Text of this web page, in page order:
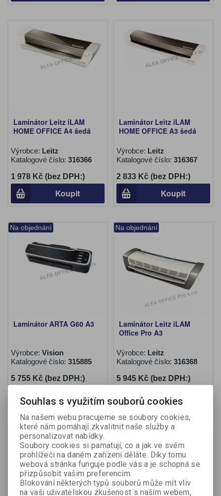
Laminátor Leitz iLAM
HOME OFFICE A4 šedá
Výrobce: Leitz
Katalogové číslo: 316366
1 978 Kč (bez DPH:)
Koupit
Laminátor Leitz iLAM
HOME OFFICE A3 šedá
Výrobce: Leitz
Katalogové číslo: 316367
2 833 Kč (bez DPH:)
Koupit
Na objednání
Laminátor ARTA G60 A3
Výrobce: Vision
Katalogové číslo: 315885
5 755 Kč (bez DPH:)
Na objednání
Laminátor Leitz iLAM
Office Pro A3
Výrobce: Leitz
Katalogové číslo: 316368
5 945 Kč (bez DPH:)
Koupit
Na objednání Na objednání
Souhlas s využitím souborů cookies
Na našem webu pracujeme se soubory cookies,
které nám pomáhají zkvalitnit naše služby a
personalizovat nabídky.
Soubory cookies si pamatují, co a jak ve svém
prohlížeči na daném zařízení děláte. Díky tomu
webová stránka funguje podle vás a je schopná se
přizpůsobit vašim preferencím.
Blokování některých typů souborů může mít vliv
na vaši uživatelskou zkušenost s naším webem,